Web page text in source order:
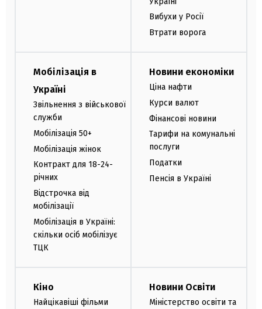
Вибухи у Росії
Втрати ворога
Мобілізація в
Україні
Звільнення з військової
служби
Мобілізація 50+
Мобілізація жінок
Контракт для 18-24-
річних
Відстрочка від
мобілізації
Мобілізація в Україні:
скільки осіб мобілізує
ТЦК
Новини економіки
Ціна нафти
Курси валют
Фінансові новини
Тарифи на комунальні
послуги
Податки
Пенсія в Україні
Кіно
Найцікавіші фільми
Новини Освіти
Міністерство освіти та